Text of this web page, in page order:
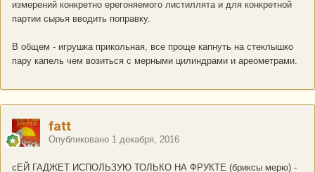
измерений конкретно ерегоняемого листиллята и для конкретной
партии сырья вводить поправку.
В общем - игрушка прикольная, все проще капнуть на стеклышко
пару капель чем возиться с мерными цилиндрами и ареометрами.
fatt
Опубликовано 1 декабря, 2016
сЕЙ ГАДЖЕТ ИСПОЛЬЗУЮ ТОЛЬКО НА ФРУКТЕ (бриксы мерю) -